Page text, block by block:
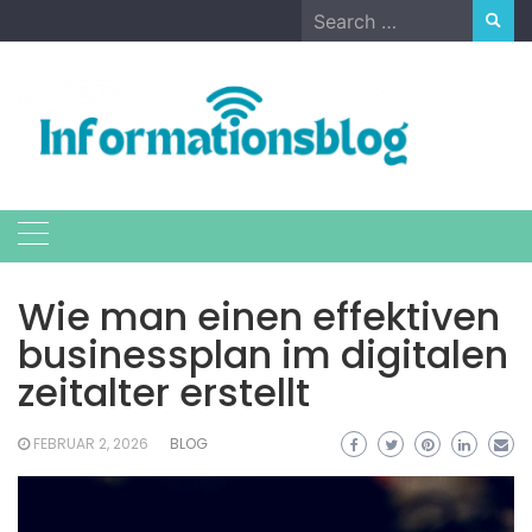
to
Search
for:
Wie man einen effektiven
businessplan im digitalen
zeitalter erstellt
FEBRUAR 2, 2026 BLOG